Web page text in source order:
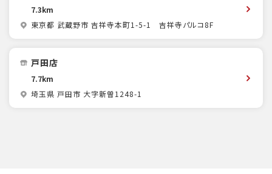
7.3km
東京都 武蔵野市 吉祥寺本町1-5-1 吉祥寺パルコ8F
戸田店
7.7km
埼玉県 戸田市 大字新曽1248-1